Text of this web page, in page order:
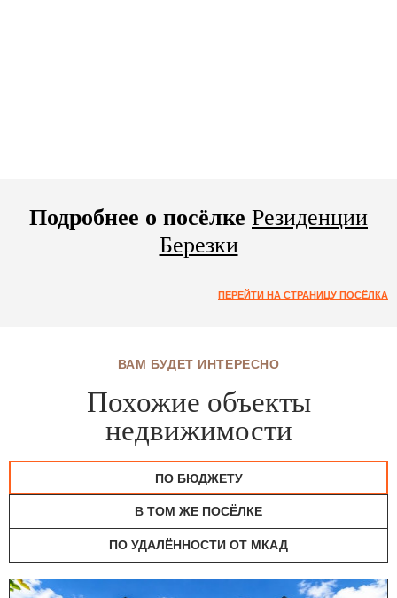
Подробнее о посёлке Резиденции
Березки
ПЕРЕЙТИ НА СТРАНИЦУ ПОСЁЛКА
ВАМ БУДЕТ ИНТЕРЕСНО
Похожие объекты
недвижимости
ПО БЮДЖЕТУ
В ТОМ ЖЕ ПОСЁЛКЕ
ПО УДАЛЁННОСТИ ОТ МКАД